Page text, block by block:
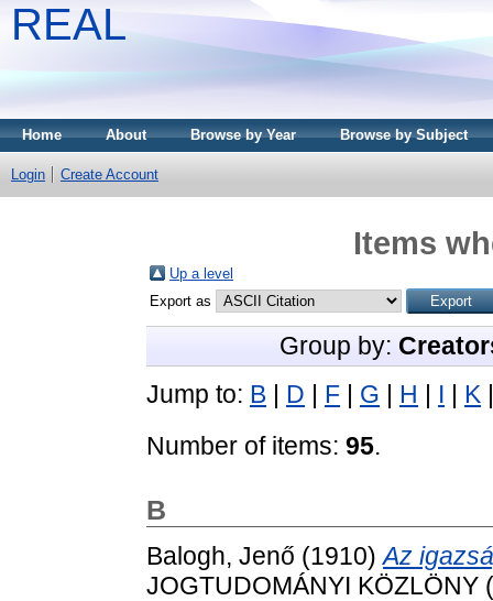
REAL
Home About Browse by Year Browse by Subject
Login Create Account
Items
Up a level
Export as
Group by:
Jump to: B | D | F | G | H | I | K
Number of items: 95.
B
Balogh, Jenő (1910)Az
JOGTUDOMÁNYI KÖZLÖNY